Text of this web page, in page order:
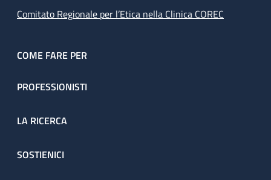
Comitato Regionale per l’Etica nella Clinica COREC
COME FARE PER
PROFESSIONISTI
LA RICERCA
SOSTIENICI